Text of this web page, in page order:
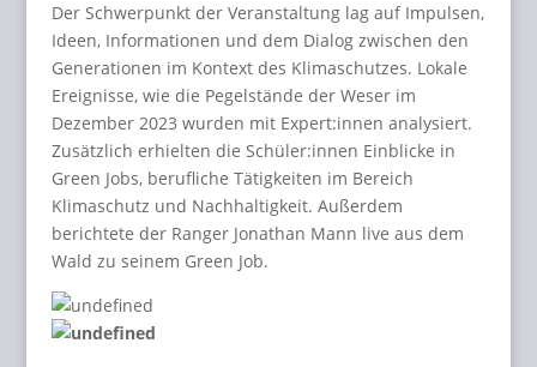
Der Schwerpunkt der Veranstaltung lag auf Impulsen,
Ideen, Informationen und dem Dialog zwischen den
Generationen im Kontext des Klimaschutzes. Lokale
Ereignisse, wie die Pegelstände der Weser im
Dezember 2023 wurden mit Expert:innen analysiert.
Zusätzlich erhielten die Schüler:innen Einblicke in
Green Jobs, berufliche Tätigkeiten im Bereich
Klimaschutz und Nachhaltigkeit. Außerdem
berichtete der Ranger Jonathan Mann live aus dem
Wald zu seinem Green Job.